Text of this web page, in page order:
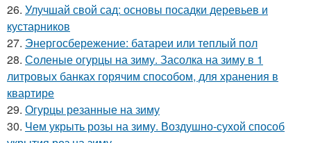
26. Улучшай свой сад: основы посадки деревьев и
кустарников
27. Энергосбережение: батареи или теплый пол
28. Соленые огурцы на зиму. Засолка на зиму в 1
литровых банках горячим способом, для хранения в
квартире
29. Огурцы резанные на зиму
30. Чем укрыть розы на зиму. Воздушно-сухой способ